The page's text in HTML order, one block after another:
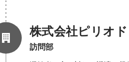
株式会社ピリオド
訪問部